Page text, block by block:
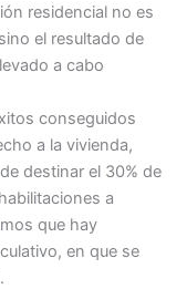
residencial no es
el resultado de
a cabo
conseguidos
a la vivienda,
destinar el 30% de
a
que hay
en que se